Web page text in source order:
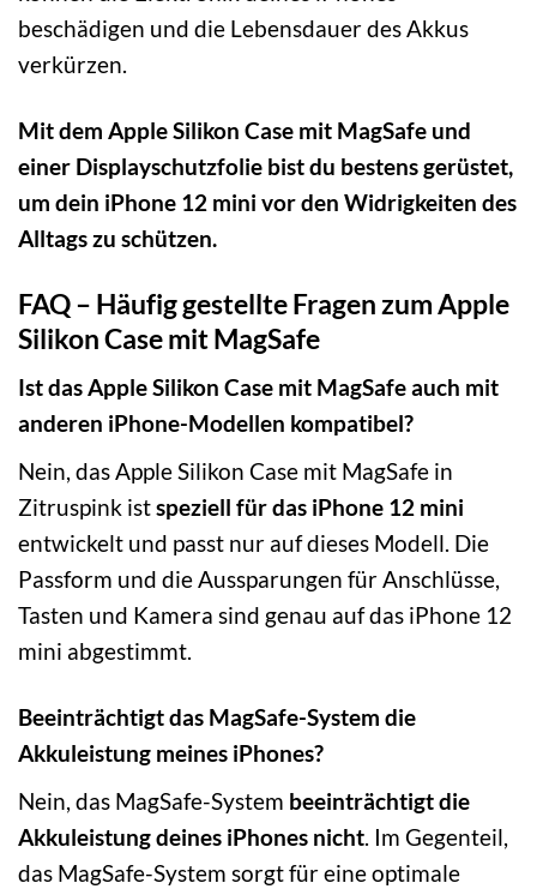
beschädigen und die Lebensdauer des Akkus
verkürzen.
Mit dem Apple Silikon Case mit MagSafe und
einer Displayschutzfolie bist du bestens gerüstet,
um dein iPhone 12 mini vor den Widrigkeiten des
Alltags zu schützen.
FAQ – Häufig gestellte Fragen zum Apple
Silikon Case mit MagSafe
Ist das Apple Silikon Case mit MagSafe auch mit
anderen iPhone-Modellen kompatibel?
Nein, das Apple Silikon Case mit MagSafe in
Zitruspink istspeziell für das iPhone 12 mini
entwickelt und passt nur auf dieses Modell. Die
Passform und die Aussparungen für Anschlüsse,
Tasten und Kamera sind genau auf das iPhone 12
mini abgestimmt.
Beeinträchtigt das MagSafe-System die
Akkuleistung meines iPhones?
Nein, das MagSafe-System beeinträchtigt die
Akkuleistung deines iPhones nicht. Im Gegenteil,
das MagSafe-System sorgt für eine optimale